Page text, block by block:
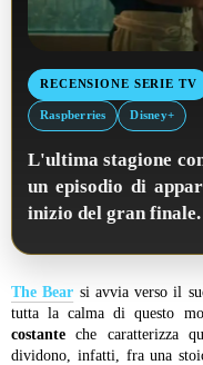
RECENSIONE SERIE TV
Raspberries Disney+
L'ultima stagione
un episodio di
inizio del gran finale.
The Bear si avvia verso il
tutta la calma di questo
costante che caratterizza
dividono, infatti, fra una